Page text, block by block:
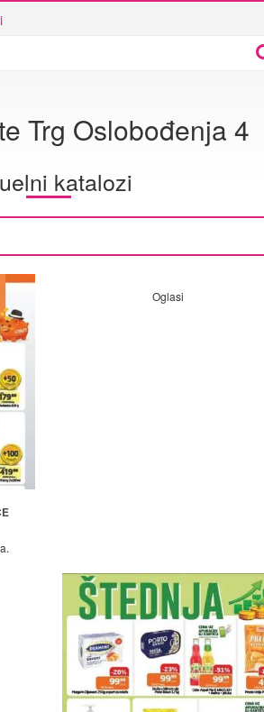
Trg Oslobođenja 4
katalozi
Oglasi